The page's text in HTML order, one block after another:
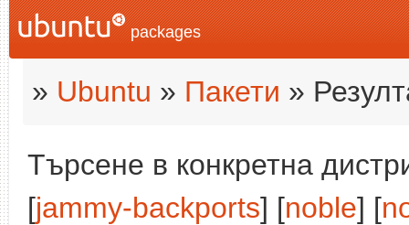
packages
» Ubuntu » Пакети »
Търсене в конкретна
[jammy-backports] [noble] [